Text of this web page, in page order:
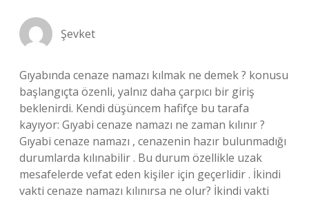
Şevket
Gıyabında cenaze namazı kılmak ne demek ? konusu
başlangıçta özenli, yalnız daha çarpıcı bir giriş
beklenirdi. Kendi düşüncem hafifçe bu tarafa
kayıyor: Gıyabi cenaze namazı ne zaman kılınır ?
Gıyabi cenaze namazı , cenazenin hazır bulunmadığı
durumlarda kılınabilir . Bu durum özellikle uzak
mesafelerde vefat eden kişiler için geçerlidir . İkindi
vakti cenaze namazı kılınırsa ne olur? İkindi vakti